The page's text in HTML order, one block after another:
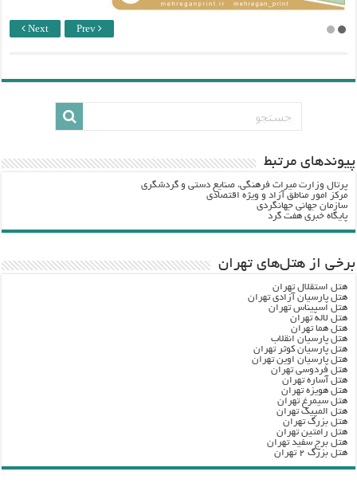
Next Prev
پيوندهاي مرتبط
پرتال وزارت ميراث فرهنگي، صنایع دستی و گردشگري
مرکز امور مناطق آزاد و ویژه اقتصادی
سازمان جهانی جهانگردی
پایگاه خبری هفت گرد
برخی از هتل‌های تهران
هتل استقلال تهران
هتل پارسیان آزادی تهران
هتل اسپیناس تهران
هتل لاله تهران
هتل هما تهران
هتل پارسیان انقلاب
هتل پارسیان کوثر تهران
هتل پارسیان اوین تهران
هتل فردوسی تهران
هتل آساره تهران
هتل هویزه تهران
هتل سیمرغ تهران
هتل المپیک تهران
هتل بزرگ تهران
هتل رامتین تهران
هتل برج سفید تهران
هتل بزرگ ۲ تهران